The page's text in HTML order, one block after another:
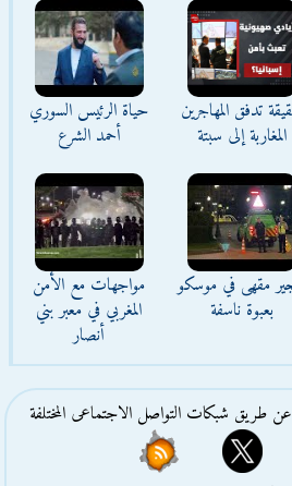
تدفق المهاجرين
المغاربة إلى سبتة
حياة الرئيس السوري
أحمد الشرع
مقهى في موسكو
بعبوة ناسفة
مواجهات مع الأمن
المغربي في معبر بني
أنصار
طريق شبكات التواصل الاجتماعى المختلفة